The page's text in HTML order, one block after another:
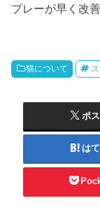
プレーが早く改
猫について
ポ
は